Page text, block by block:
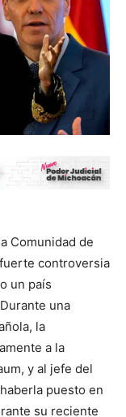
Comunidad de
controversia
un país
una
la
a la
y al jefe del
puesto en
su reciente